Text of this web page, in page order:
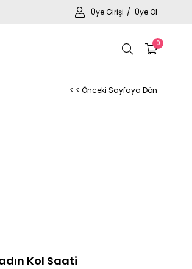
Üye Girişi Üye Ol
0
< < Önceki Sayfaya Dön
Kol Saati